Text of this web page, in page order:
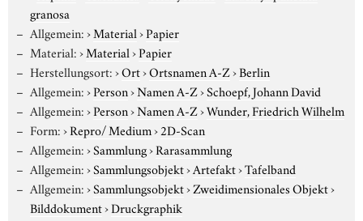
granosa
Allgemein:›Material›Papier
Material:›Material›Papier
Herstellungsort:›Ort›Ortsnamen A-Z›Berlin
Allgemein:›Person›Namen A-Z›Schoepf, Johann David
Allgemein:›Person›Namen A-Z›Wunder, Friedrich Wilhelm
Form:›Repro/ Medium›2D-Scan
Allgemein:›Sammlung›Rarasammlung
Allgemein:›Sammlungsobjekt›Artefakt›Tafelband
Allgemein:›Sammlungsobjekt›Zweidimensionales Objekt›
Bilddokument›Druckgraphik